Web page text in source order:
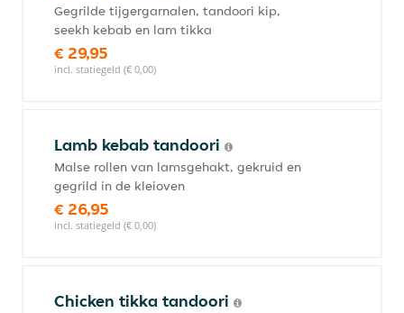
Gegrilde tijgergarnalen, tandoori kip,
seekh kebab en lam tikka
€ 29,95
incl. statiegeld (€ 0,00)
Lamb kebab tandoori
Malse rollen van lamsgehakt, gekruid en
gegrild in de kleioven
€ 26,95
incl. statiegeld (€ 0,00)
Chicken tikka tandoori